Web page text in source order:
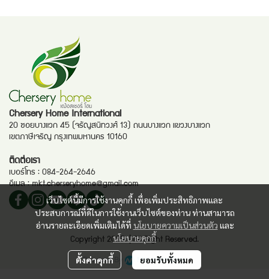
เว็บไซต์นี้มีการใช้งานคุกกี้ เพื่อเพิ่มประสิทธิภาพและ
ประสบการณ์ที่ดีในการใช้งานเว็บไซต์ของท่าน ท่านสามารถ
อ่านรายละเอียดเพิ่มเติมได้ที่ นโยบายความเป็นส่วนตัว และ
นโยบายคุกกี้
ตั้งค่าคุกกี้ ยอมรับทั้งหมด
Chersery Home International
20 ซอยบางแวก 45 (จรัญสนิทวงศ์ 13) ถนนบางแวก แขวงบางแวก
เขตภาษีเจริญ กรุงเทพมหานคร 10160
ติดต่อเรา
เบอร์โทร : 084-264-2646
อีเมล :mkt.cherseryhome@gmail.com
Copyright 2025. | All Right Reserved.
Powered By MakeWebEasy